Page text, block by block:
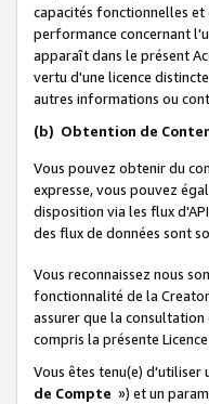
capacités fonctionnelles et
performance concernant
apparaît dans le présent
vertu d'une licence
autres informations ou
(b) Obtention de
Vous pouvez obtenir du
expresse, vous pouvez
disposition via les flux
des flux de données sont
Vous reconnaissez nous
fonctionnalité de la
assurer que la consultation
compris la présente
Vous êtes tenu(e) d'utiliser
de Compte ») et un